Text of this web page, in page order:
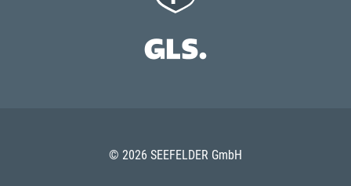
© 2026 SEEFELDER GmbH